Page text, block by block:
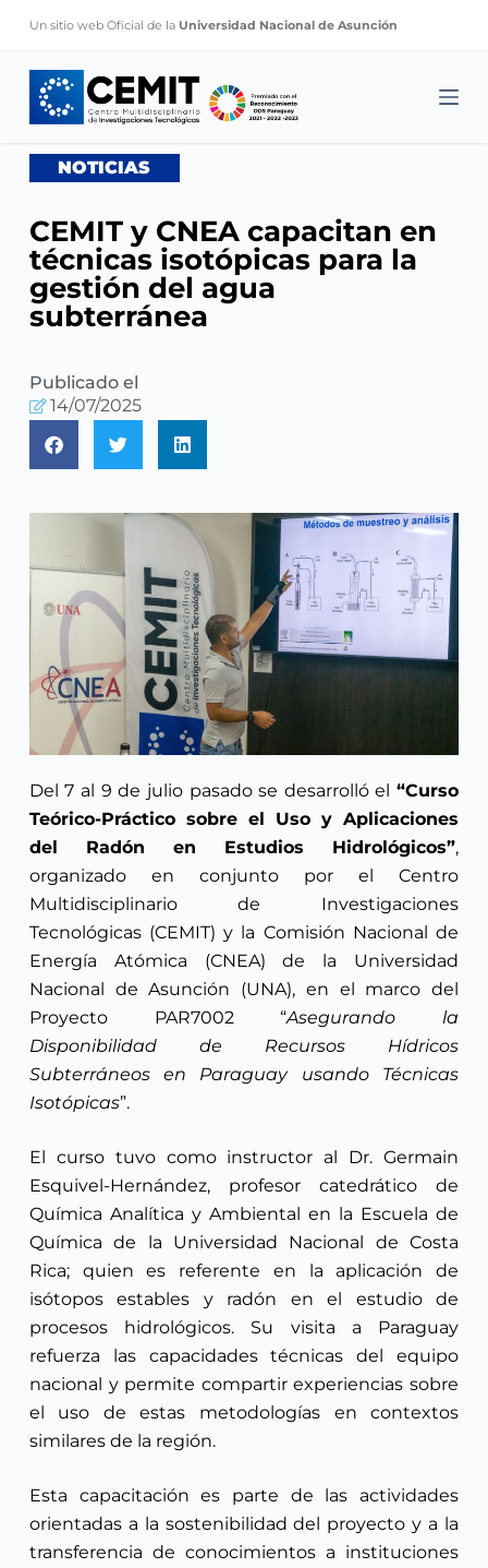
S
o
n
e
Un sitio web Oficial de la Universidad Nacional de Asunción
NOTICIAS
CEMIT y CNEA capacitan en
técnicas isotópicas para la
gestión del agua
subterránea
Publicado el
14/07/2025
Del 7 al 9 de julio pasado se desarrolló el“Curso
Teórico-Práctico sobre el Uso y Aplicaciones
del Radón en Estudios Hidrológicos”,
organizado en conjunto por el Centro
Multidisciplinario de Investigaciones
Tecnológicas (CEMIT) y la Comisión Nacional de
Energía Atómica (CNEA) de la Universidad
Nacional de Asunción (UNA), en el marco del
Proyecto PAR7002 “Asegurando la
Disponibilidad de Recursos Hídricos
Subterráneos en Paraguay usando Técnicas
Isotópicas”.
El curso tuvo como instructor al Dr. Germain
Esquivel-Hernández, profesor catedrático de
Química Analítica y Ambiental en la Escuela de
Química de la Universidad Nacional de Costa
Rica; quien es referente en la aplicación de
isótopos estables y radón en el estudio de
procesos hidrológicos. Su visita a Paraguay
refuerza las capacidades técnicas del equipo
nacional y permite compartir experiencias sobre
el uso de estas metodologías en contextos
similares de la región.
Esta capacitación es parte de las actividades
orientadas a la sostenibilidad del proyecto y a la
transferencia de conocimientos a instituciones